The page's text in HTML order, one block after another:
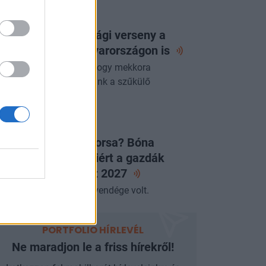
következő gazdasági verseny a
folyhat - Magyarországon is
fontosabb kérdés, hogy mekkora
értéket teremtünk a szűkülő
a JÉGER sorsa? Bóna
elárulta, miért a gazdák
és mit hoz 2027
miniszter az Alapvetés vendége volt.
PORTFOLIO HÍRLEVÉL
Ne maradjon le a friss hírekről!